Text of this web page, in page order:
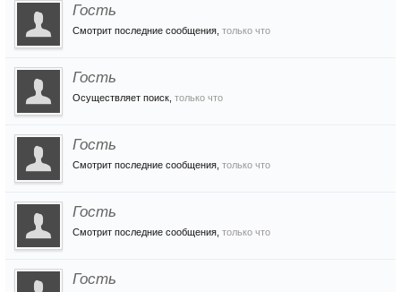
Гость
Смотрит последние сообщения, только что
Гость
Осуществляет поиск, только что
Гость
Смотрит последние сообщения, только что
Гость
Смотрит последние сообщения, только что
Гость